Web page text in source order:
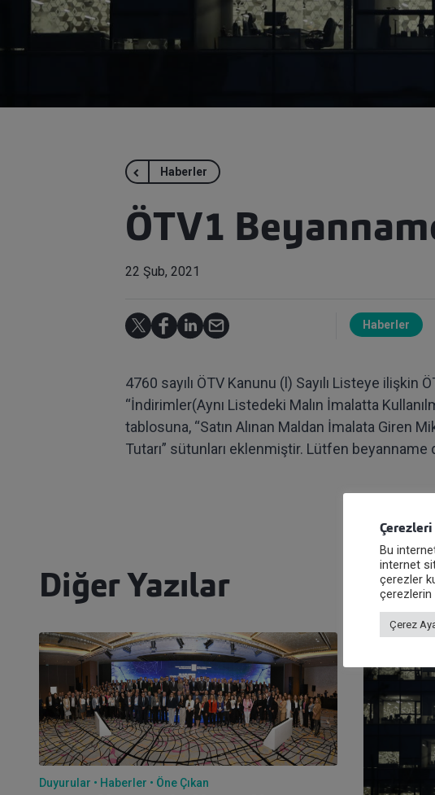
Haberler
ÖTV1
22 Şub, 2021
Haberler
4760 sayılı ÖTV Kanunu (l) Sayılı Listeye
“İndirimler(Aynı Listedeki Malın İmalatta
tablosuna, “Satın Alınan Maldan İmalata Giren
Tutarı” sütunları eklenmiştir. Lütfen
Diğer Yazılar
Duyurular Haberler Öne Çıkan
Bu
internet
çerezler
çerezlerin
Çerez